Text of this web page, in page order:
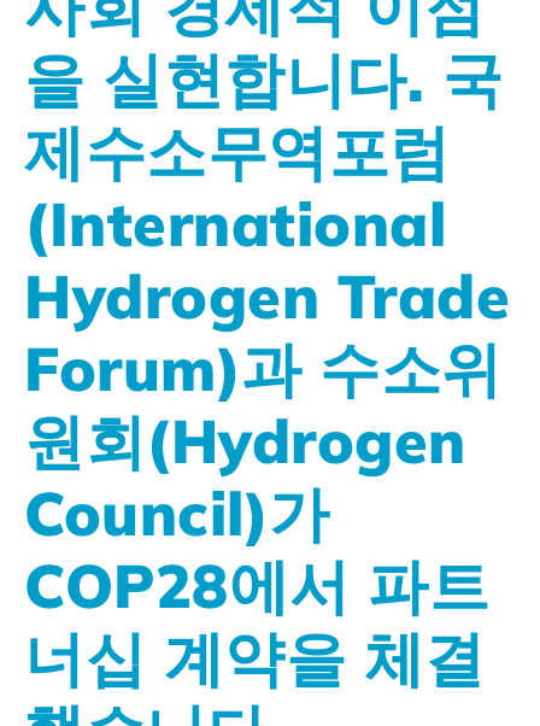
을 실현합니다. 국
제수소무역포럼
(International
Hydrogen Trade
Forum)과 수소위
원회(Hydrogen
Council)가
COP28에서 파트
너십 계약을 체결